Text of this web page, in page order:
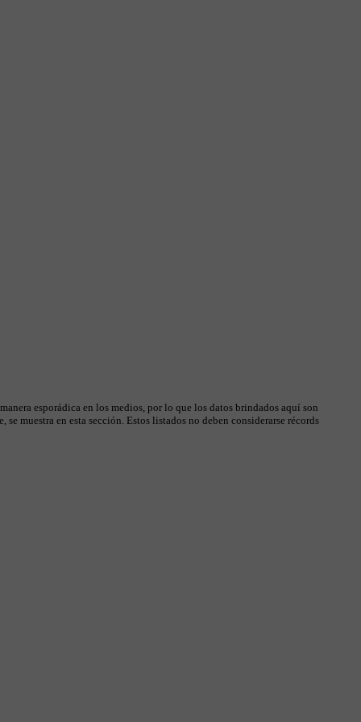
esporádica en los medios, por lo que los datos brindados aquí son
muestra en esta sección. Estos listados no deben considerarse récords